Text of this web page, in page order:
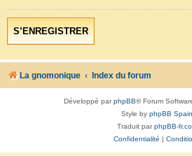
S’ENREGISTRER
La gnomonique Index du forum
Développé parphpBB® Forum
Style by phpBB Spain
Traduit parphpBB-
Confidentialité